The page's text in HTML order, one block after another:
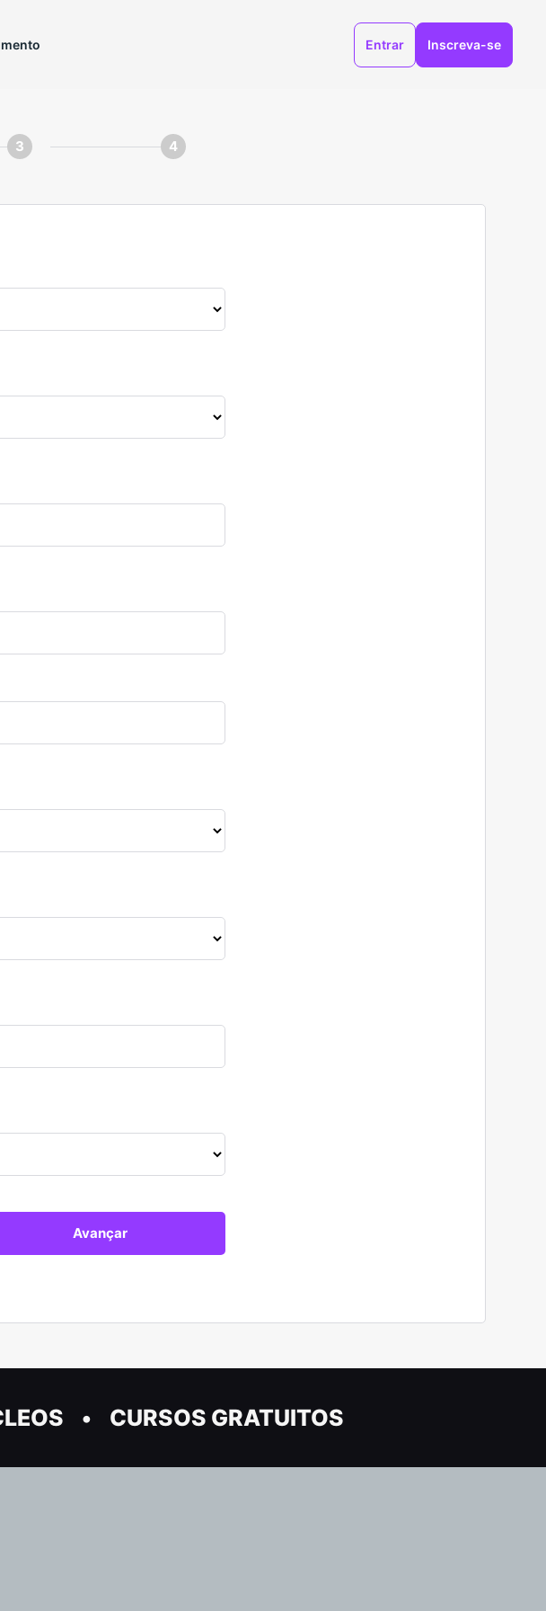
Entrar Inscreva-se
3 4
CURSOS GRATUITOS